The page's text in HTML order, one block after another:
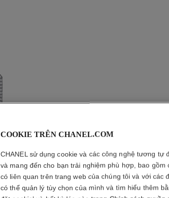
COOKIE TRÊN CHANEL.COM
CHANEL sử dụng cookie và các công nghệ tương tự
và mang đến cho bạn trải nghiệm phù hợp, bao gồm
có liên quan trên trang web của chúng tôi và với các
có thể quản lý tùy chọn của mình và tìm hiểu thêm